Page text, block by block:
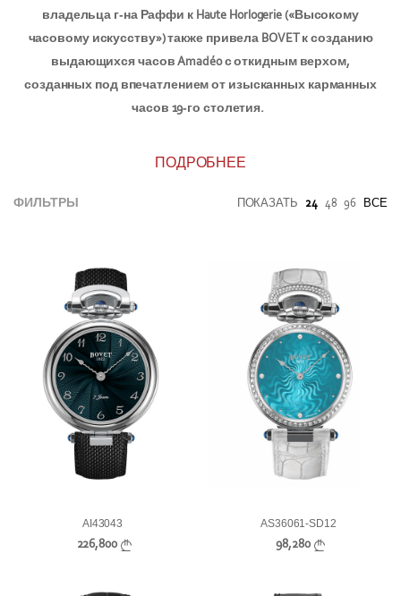
владельца г-на Раффи к Haute Horlogerie («Высокому
часовому искусству») также привела BOVET к созданию
выдающихся часов Amadéo с откидным верхом,
созданных под впечатлением от изысканных карманных
часов 19-го столетия.
ПОДРОБНЕЕ
ФИЛЬТРЫ ПОКАЗАТЬ 24 48 96 ВСЕ
AI43043
226,800
AS36061-SD12
98,280